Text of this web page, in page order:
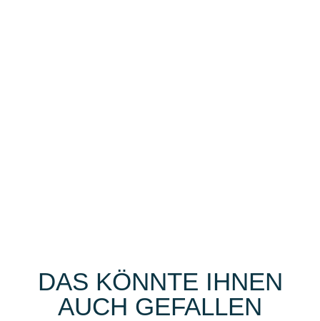
DAS KÖNNTE IHNEN
AUCH GEFALLEN